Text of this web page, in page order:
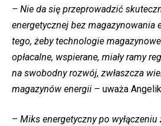
– Nie da się przeprowadzić
energetycznej bez magazynowania
tego, żeby technologie
opłacalne, wspierane, miały ramy
na swobodny rozwój, zwłaszcza
magazynów energii – uważa
– Miks energetyczny po wyłączeniu